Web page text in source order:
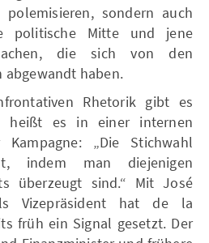
polemisieren, sondern auch
politische Mitte und jene
die sich von den
haben.
Rhetorik gibt es
heißt es in einer internen
Kampagne: „Die Stichwahl
indem man diejenigen
überzeugt sind.“ Mit José
Vizepräsident hat de la
früh ein Signal gesetzt. Der